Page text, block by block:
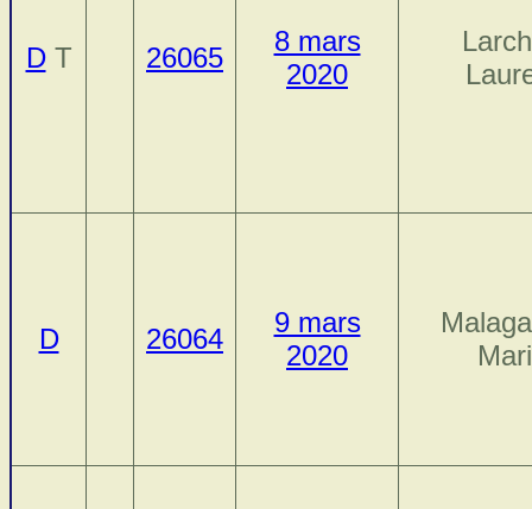
DT 26065
8 mars
2020
D 26064
9 mars
2020